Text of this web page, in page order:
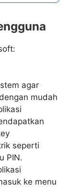
agar
mudah
seperti
PIN.
ke menu